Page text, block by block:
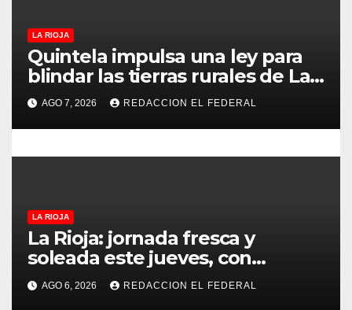
a
s
LA RIOJA
Quintela impulsa una ley para
blindar las tierras rurales de La
Rioja: cuáles son los principales
puntos
AGO 7, 2026 REDACCION EL FEDERAL
LA RIOJA
La Rioja: jornada fresca y
soleada este jueves, con
temperaturas estables para el
viernes
AGO 6, 2026 REDACCION EL FEDERAL